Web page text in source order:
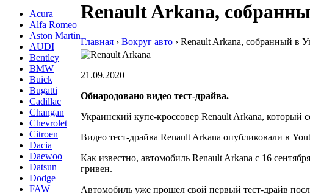
Acura
Alfa Romeo
Aston Martin
AUDI
Bentley
BMW
Buick
Bugatti
Cadillac
Changan
Chevrolet
Citroen
Dacia
Daewoo
Datsun
Dodge
FAW
Renault Arkana,
Главная › Вокруг авто › Renault Arkana, собранный в
21.09.2020
Обнародовано видео тест-драйва.
Украинский купе-кроссовер Renault Arkana, который
Видео тест-драйва Renault Arkana опубликовали в
Как известно, автомобиль Renault Arkana с 16
гривен.
Автомобиль уже прошел свой первый тест-драйв